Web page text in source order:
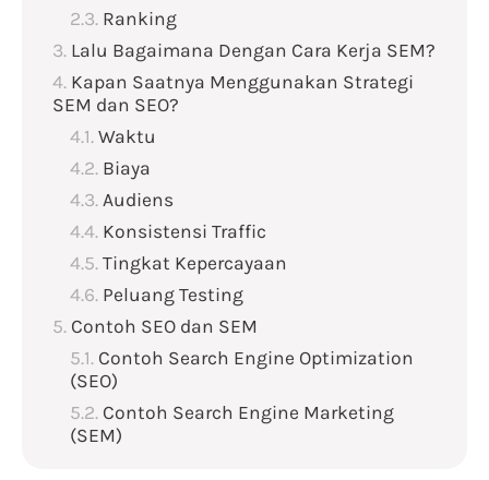
Ranking
Lalu Bagaimana Dengan Cara Kerja SEM?
Kapan Saatnya Menggunakan Strategi
SEM dan SEO?
Waktu
Biaya
Audiens
Konsistensi Traffic
Tingkat Kepercayaan
Peluang Testing
Contoh SEO dan SEM
Contoh Search Engine Optimization
(SEO)
Contoh Search Engine Marketing
(SEM)